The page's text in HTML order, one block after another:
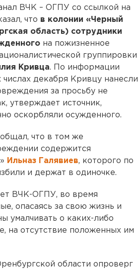
ВЧК – ОГПУ со ссылкой на
что в колонии «Черный
область) сотрудники
на пожизненное
группировки
Кривца. По информации
числах декабря Кривцу нанесли
за просьбу не
утверждает источник,
оскорбляли осужденного.
что в том же
содержится
Ильназ Галявиев, которого по
и держат в одиночке.
ВЧК-ОГПУ, во время
опасаясь за свою жизнь и
умалчивать о каких-либо
на отсутствие положенных им
области опроверг